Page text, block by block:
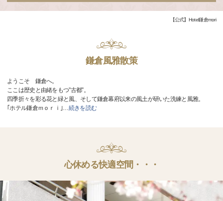
【公式】Hotel鎌倉mori
鎌倉風雅散策
ようこそ 鎌倉へ。
ここは歴史と由緒をもつ”古都”。
四季折々を彩る花と緑と風、そして鎌倉幕府以来の風土が研いた洗練と風雅。
｢ホテル鎌倉ｍｏｒｉ｣…続きを読む
心休める快適空間・・・